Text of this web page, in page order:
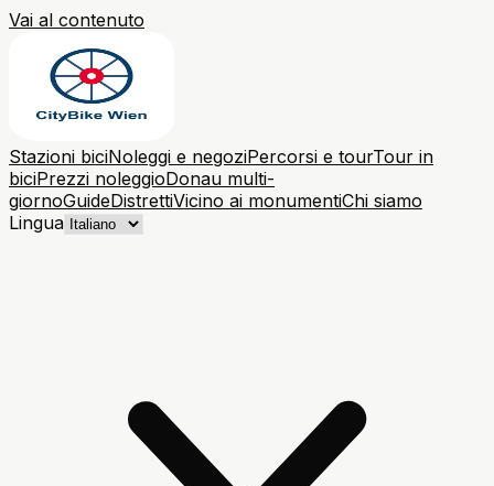
Vai al contenuto
Stazioni biciNoleggi e negoziPercorsi e tourTour in
biciPrezzi noleggioDonau multi-
giornoGuideDistrettiVicino ai monumentiChi siamo
Lingua